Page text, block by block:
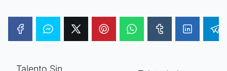
Talento Sin